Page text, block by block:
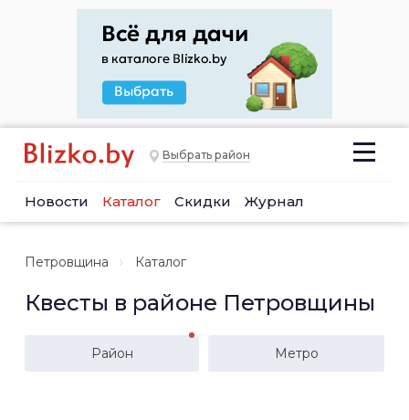
Выбрать район
Новости Каталог Скидки Журнал
Петровщина Каталог
Квесты в районе Петровщины
Район Метро